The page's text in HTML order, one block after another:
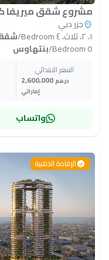
مشروع شقق ميريفا
جزر دبي
١، ٢، ثلاث، ٤ Bedroom
/شقة
٥ Bedroom
/بنتهاوس
السعر الابتدائي
2,600,000 درهم
إماراتي
واتساب
الإقامة الذهبية